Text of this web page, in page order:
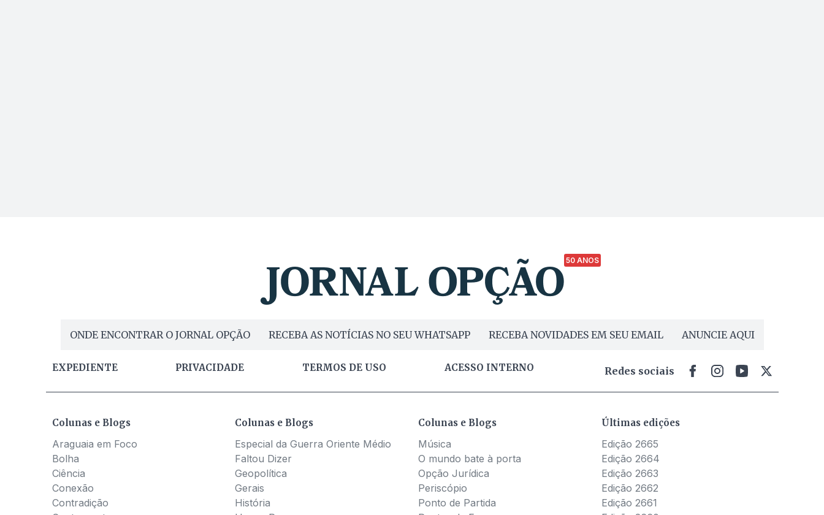
50 ANOS
ONDE ENCONTRAR O JORNAL OPÇÃO RECEBA AS NOTÍCIAS NO SEU WHATSAPP RECEBA NOVIDADES EM SEU EMAIL ANUNCIE AQUI
EXPEDIENTE PRIVACIDADE TERMOS DE USO ACESSO INTERNO Redes sociais
Colunas e Blogs
Araguaia em Foco
Bolha
Ciência
Conexão
Contradição
Colunas e Blogs
Especial da Guerra Oriente Médio
Faltou Dizer
Geopolítica
Gerais
História
Colunas e Blogs
Música
O mundo bate à porta
Opção Jurídica
Periscópio
Ponto de Partida
Últimas edições
Edição 2665
Edição 2664
Edição 2663
Edição 2662
Edição 2661